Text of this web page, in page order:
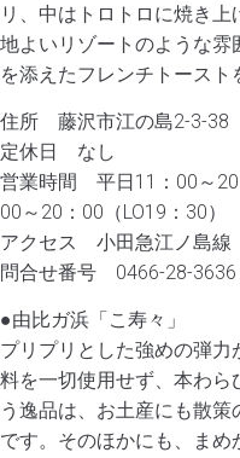
リ、中はトロトロに焼き
地よいリゾートのような
を添えたフレンチトースト
住所 藤沢市江の島2-3-38
定休日 なし
営業時間 平日11：00～20
00～20：00（LO19：30）
アクセス 小田急江ノ島線
問合せ番号 0466-28-3636
●由比ガ浜「こ寿々」
プリプリとした強めの弾
料を一切使用せず、本わ
う逸品は、お土産にも散
です。そのほかにも、ま